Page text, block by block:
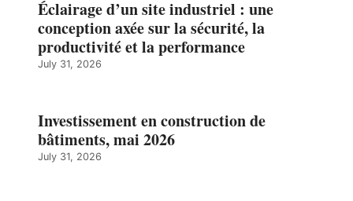
Éclairage d’un site industriel : une
conception axée sur la sécurité, la
productivité et la performance
July 31, 2026
Investissement en construction de
bâtiments, mai 2026
July 31, 2026